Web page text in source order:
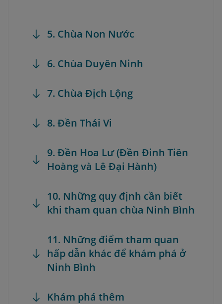
5. Chùa Non Nước
6. Chùa Duyên Ninh
7. Chùa Địch Lộng
8. Đền Thái Vi
9. Đền Hoa Lư (Đền Đinh Tiên
Hoàng và Lê Đại Hành)
10. Những quy định cần biết
khi tham quan chùa Ninh Bình
11. Những điểm tham quan
hấp dẫn khác để khám phá ở
Ninh Bình
Khám phá thêm